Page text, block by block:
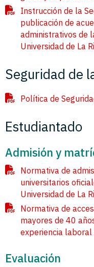
Instrucción de la
publicación de
administrativos de
Universidad de La
Seguridad de
Política de
Estudiantado
Admisión y
Normativa de
universitarios
Universidad de La
Normativa de
mayores de 40
experiencia laboral
Evaluación